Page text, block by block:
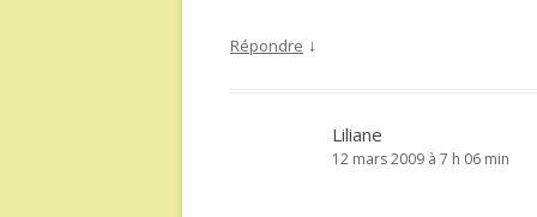
Répondre ↓
Liliane
12 mars 2009 à 7 h 06 min